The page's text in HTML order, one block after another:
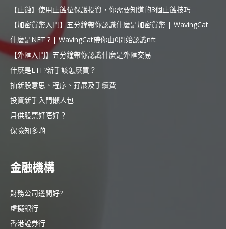
【止蝕】使用止蝕位保護投資，你需要知道的3個止蝕技巧
【加密貨幣入門】五分鐘帶你認識什麼是加密貨幣 | WavingCat
什麼是NFT ? | WavingCat帶你由0開始認識nft
【外匯入門】五分鐘帶你認識什麼是外匯交易
什麼是ETF?新手該怎麼買？
抽新股意思、程序、孖展及手續費
投資新手入門懶人包
月供股票好唔好？
保險知多啲
金融機構
財務公司邊間好?
虛擬銀行
香港證券行